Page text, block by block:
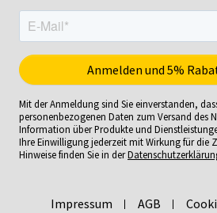
Mit der Anmeldung sind Sie einverstanden,
personenbezogenen Daten zum Versand des
Information über Produkte und
Ihre Einwilligung jederzeit mit Wirkung für die
Hinweise finden Sie in der
Impressum AGB